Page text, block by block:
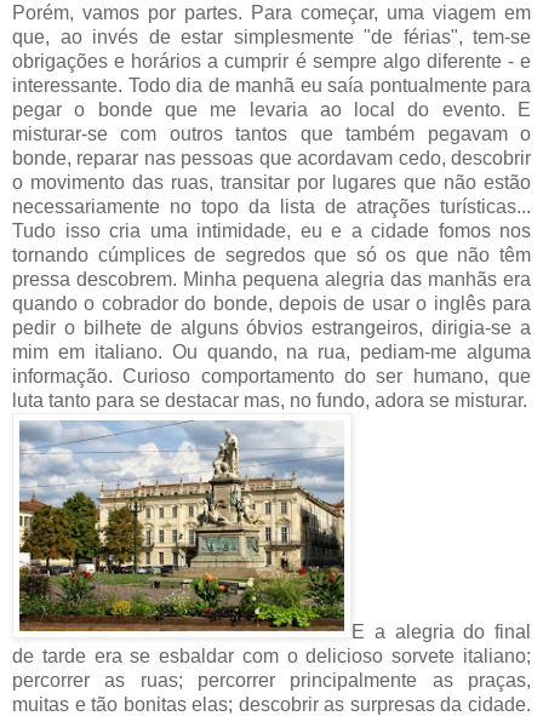
Porém, vamos por partes. Para começar, uma viagem em
que, ao invés de estar simplesmente "de férias", tem-se
obrigações e horários a cumprir é sempre algo diferente - e
interessante. Todo dia de manhã eu saía pontualmente para
pegar o bonde que me levaria ao local do evento. E
misturar-se com outros tantos que também pegavam o
bonde, reparar nas pessoas que acordavam cedo, descobrir
o movimento das ruas, transitar por lugares que não estão
necessariamente no topo da lista de atrações turísticas...
Tudo isso cria uma intimidade, eu e a cidade fomos nos
tornando cúmplices de segredos que só os que não têm
pressa descobrem. Minha pequena alegria das manhãs era
quando o cobrador do bonde, depois de usar o inglês para
pedir o bilhete de alguns óbvios estrangeiros, dirigia-se a
mim em italiano. Ou quando, na rua, pediam-me alguma
informação. Curioso comportamento do ser humano, que
luta tanto para se destacar mas, no fundo, adora se misturar.
E a alegria do final
de tarde era se esbaldar com o delicioso sorvete italiano;
percorrer as ruas; percorrer principalmente as praças,
muitas e tão bonitas elas; descobrir as surpresas da cidade.